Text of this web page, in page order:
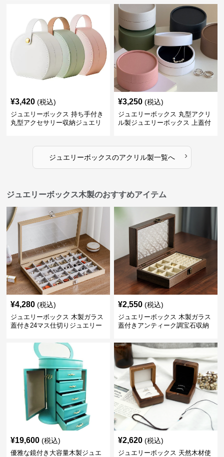
¥3,420 (税込)
ジュエリーボックス 持ち手付き
丸型アクセサリー収納ジュエリ
¥3,250 (税込)
ジュエリーボックス 丸型アクリ
ル製ジュエリーボックス 上蓋付
ジュエリーボックスのアクリル製一覧へ ›
ジュエリーボックス木製のおすすめアイテム
¥4,280 (税込)
ジュエリーボックス 木製ガラス
蓋付き24マス仕切りジュエリー
¥2,550 (税込)
ジュエリーボックス 木製ガラス
蓋付きアンティーク調宝石収納
¥19,600 (税込)
優雅な鏡付き大容量木製ジュエ
¥2,620 (税込)
ジュエリーボックス 天然木材使